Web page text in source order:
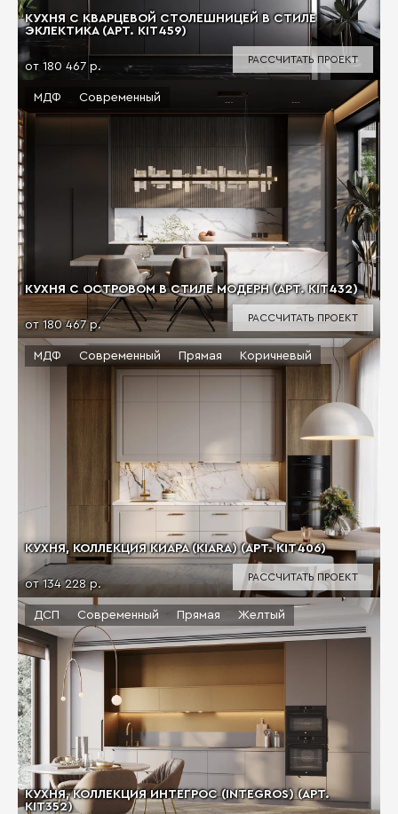
КУХНЯ С КВАРЦЕВОЙ СТОЛЕШНИЦЕЙ В СТИЛЕ
ЭКЛЕКТИКА (АРТ. KIT459)
от 180 467 р.
РАССЧИТАТЬ ПРОЕКТ
КУХНЯ С ОСТРОВОМ В СТИЛЕ МОДЕРН (АРТ. KIT432)
от 180 467 р.
МДФ Современный
РАССЧИТАТЬ ПРОЕКТ
КУХНЯ, КОЛЛЕКЦИЯ КИАРА (KIARA) (АРТ. KIT406)
от 134 228 р.
МДФ Современный Прямая Коричневый
РАССЧИТАТЬ ПРОЕКТ
КУХНЯ, КОЛЛЕКЦИЯ ИНТЕГРОС (INTEGROS) (АРТ.
KIT352)
ДСП Современный Прямая Желтый